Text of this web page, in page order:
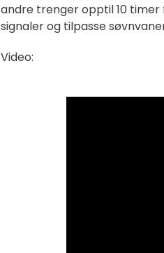
andre trenger opptil 10
signaler og tilpasse
Video: